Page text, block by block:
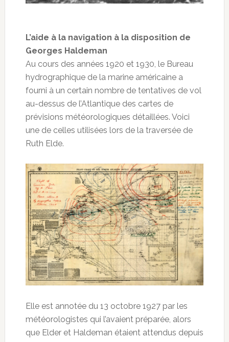
L’aide à la navigation à la disposition de
Georges Haldeman
Au cours des années 1920 et 1930, le Bureau
hydrographique de la marine américaine a
fourni à un certain nombre de tentatives de vol
au-dessus de l’Atlantique des cartes de
prévisions météorologiques détaillées. Voici
une de celles utilisées lors de la traversée de
Ruth Elde.
Elle est annotée du 13 octobre 1927 par les
météorologistes qui l’avaient préparée, alors
que Elder et Haldeman étaient attendus depuis